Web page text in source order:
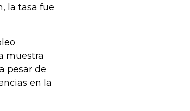
la tasa fue
muestra
pesar de
en la